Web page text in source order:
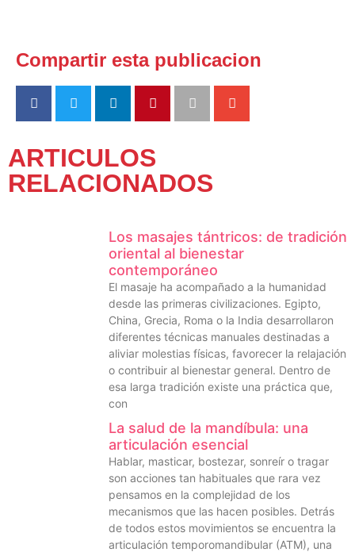
Compartir esta publicacion
ARTICULOS
RELACIONADOS
Los masajes tántricos: de tradición
oriental al bienestar
contemporáneo
El masaje ha acompañado a la humanidad
desde las primeras civilizaciones. Egipto,
China, Grecia, Roma o la India desarrollaron
diferentes técnicas manuales destinadas a
aliviar molestias físicas, favorecer la relajación
o contribuir al bienestar general. Dentro de
esa larga tradición existe una práctica que,
con
La salud de la mandíbula: una
articulación esencial
Hablar, masticar, bostezar, sonreír o tragar
son acciones tan habituales que rara vez
pensamos en la complejidad de los
mecanismos que las hacen posibles. Detrás
de todos estos movimientos se encuentra la
articulación temporomandibular (ATM), una